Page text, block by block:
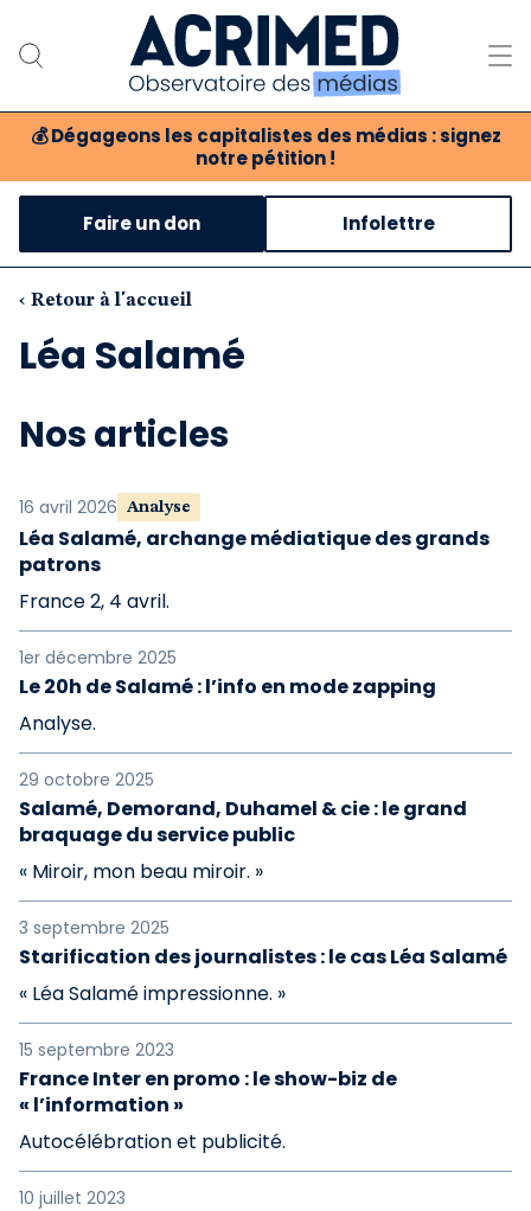
💰 Dégageons les capitalistes des médias : signez
notre pétition !
Notre association
Notre critique des médias
Nos propositions
Notre revue
Boutique
Faire un don Infolettre
‹ Retour à l'accueil
Léa Salamé
Nos articles
16 avril 2026 Analyse
Léa Salamé, archange médiatique des grands
patrons
France 2, 4 avril.
1er décembre 2025
Le 20h de Salamé : l’info en mode zapping
Analyse.
29 octobre 2025
Salamé, Demorand, Duhamel & cie : le grand
braquage du service public
« Miroir, mon beau miroir. »
3 septembre 2025
Starification des journalistes : le cas Léa Salamé
« Léa Salamé impressionne. »
15 septembre 2023
France Inter en promo : le show-biz de
« l’information »
Autocélébration et publicité.
10 juillet 2023